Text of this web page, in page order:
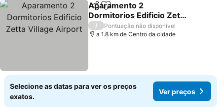
PartilharAdicionar aos favoritos
Aparamento 2
Dormitorios Edificio Zetta
Village Airport
/
Pontuação não disponível
a 1.8 km de Centro da cidade
Selecione as datas para ver os preços
exatos.
Ver preços